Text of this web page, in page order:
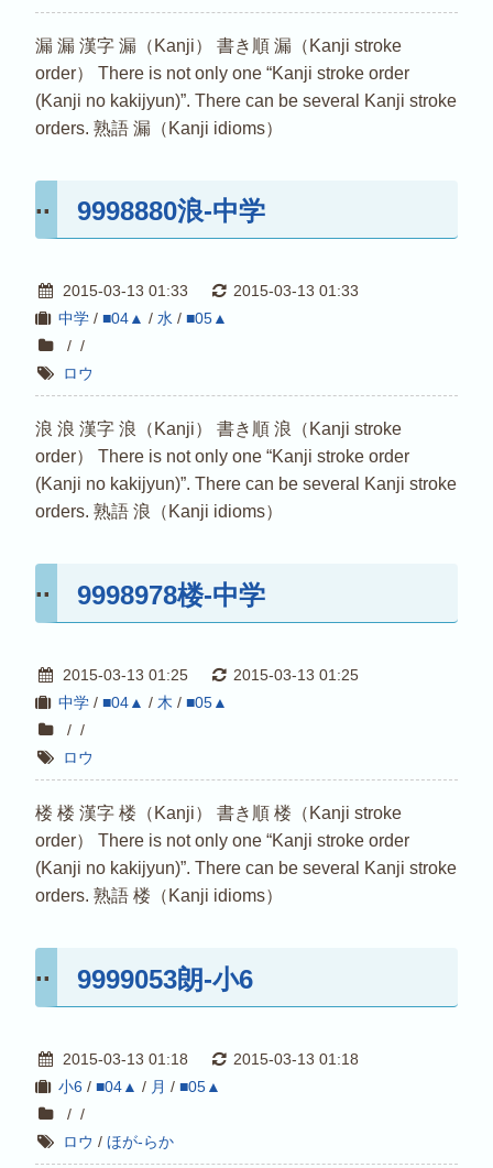
漏 漏 漢字 漏（Kanji） 書き順 漏（Kanji stroke
order） There is not only one “Kanji stroke order
(Kanji no kakijyun)”. There can be several Kanji stroke
orders. 熟語 漏（Kanji idioms）
9998880浪-中学
2015-03-13 01:33
2015-03-13 01:33
中学/ ■04▲ / 水 / ■05▲
/ /
ロウ
浪 浪 漢字 浪（Kanji） 書き順 浪（Kanji stroke
order） There is not only one “Kanji stroke order
(Kanji no kakijyun)”. There can be several Kanji stroke
orders. 熟語 浪（Kanji idioms）
9998978楼-中学
2015-03-13 01:25
2015-03-13 01:25
中学/ ■04▲ / 木 / ■05▲
/ /
ロウ
楼 楼 漢字 楼（Kanji） 書き順 楼（Kanji stroke
order） There is not only one “Kanji stroke order
(Kanji no kakijyun)”. There can be several Kanji stroke
orders. 熟語 楼（Kanji idioms）
9999053朗-小6
2015-03-13 01:18
2015-03-13 01:18
小6 / ■04▲ / 月 / ■05▲
/ /
ロウ /ほが-らか